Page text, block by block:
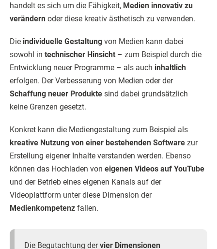
handelt es sich um die Fähigkeit, Medien innovativ zu
verändern oder diese kreativ ästhetisch zu verwenden.
Die individuelle Gestaltung von Medien kann dabei
sowohl in technischer Hinsicht – zum Beispiel durch die
Entwicklung neuer Programme – als auch inhaltlich
erfolgen. Der Verbesserung von Medien oder der
Schaffung neuer Produkte sind dabei grundsätzlich
keine Grenzen gesetzt.
Konkret kann die Mediengestaltung zum Beispiel als
kreative Nutzung von einer bestehenden Software zur
Erstellung eigener Inhalte verstanden werden. Ebenso
können das Hochladen von eigenen Videos auf YouTube
und der Betrieb eines eigenen Kanals auf der
Videoplattform unter diese Dimension der
Medienkompetenz fallen.
Die Begutachtung dervier Dimensionen